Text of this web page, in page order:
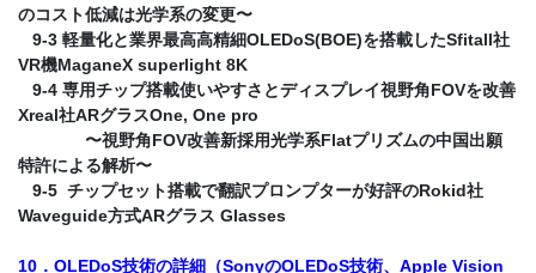
のコスト低減は光学系の変更〜
9-3 軽量化と業界最高高精細OLEDoS(BOE)を搭載したSfitall社
VR機MaganeX superlight 8K
9-4 専用チップ搭載使いやすさとディスプレイ視野角FOVを改善
Xreal社ARグラスOne, One pro
〜視野角FOV改善新採用光学系Flatプリズムの中国出願
特許による解析〜
9-5 チップセット搭載で翻訳プロンプターが好評のRokid社
Waveguide方式ARグラス Glasses
10．OLEDoS技術の詳細（SonyのOLEDoS技術、Apple Vision